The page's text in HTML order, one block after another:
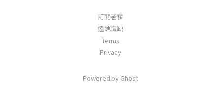
訂閱老爹
遠端職缺
Terms
Privacy
Powered by Ghost